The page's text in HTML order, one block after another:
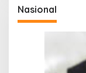
Nasional